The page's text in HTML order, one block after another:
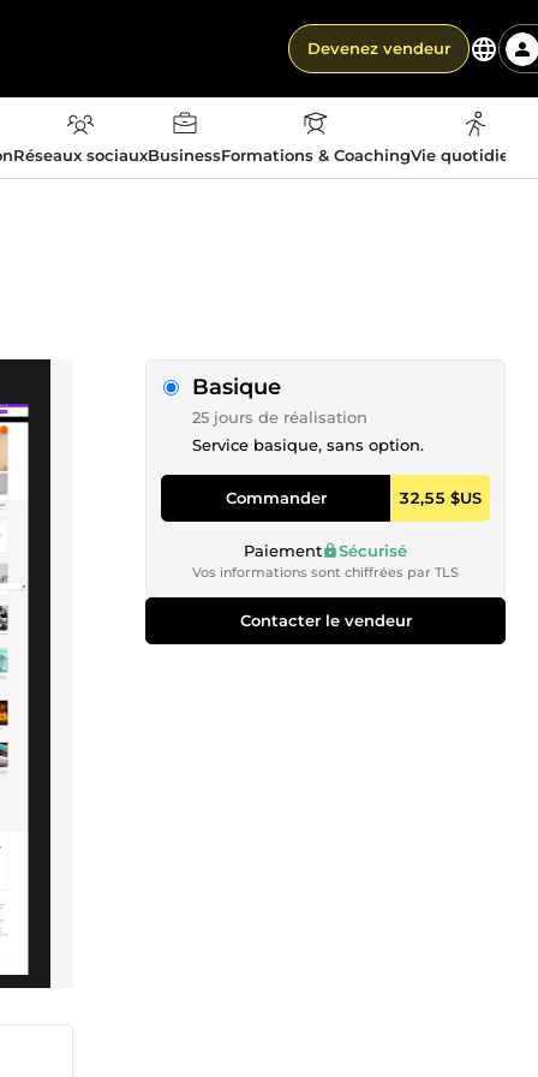
Devenez vendeur
Réseaux sociauxBusinessFormations & CoachingVie
Basique
25 jours de réalisation
Service basique, sans option.
Commander 32,55 $US
Paiement Sécurisé
Vos informations sont chiffrées par TLS
Contacter le vendeur